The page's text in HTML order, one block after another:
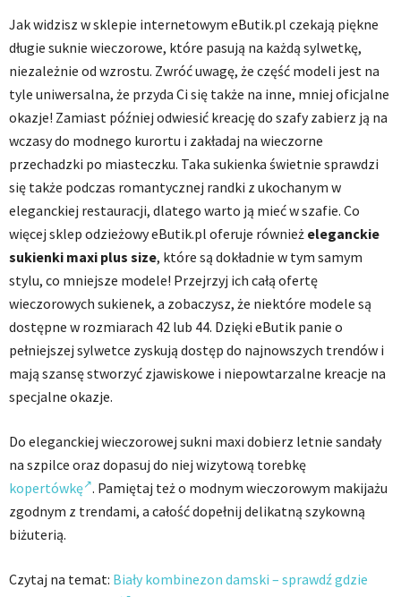
Jak widzisz w sklepie internetowym eButik.pl czekają piękne
długie suknie wieczorowe, które pasują na każdą sylwetkę,
niezależnie od wzrostu. Zwróć uwagę, że część modeli jest na
tyle uniwersalna, że przyda Ci się także na inne, mniej oficjalne
okazje! Zamiast później odwiesić kreację do szafy zabierz ją na
wczasy do modnego kurortu i zakładaj na wieczorne
przechadzki po miasteczku. Taka sukienka świetnie sprawdzi
się także podczas romantycznej randki z ukochanym w
eleganckiej restauracji, dlatego warto ją mieć w szafie. Co
więcej sklep odzieżowy eButik.pl oferuje również eleganckie
sukienki maxi plus size, które są dokładnie w tym samym
stylu, co mniejsze modele! Przejrzyj ich całą ofertę
wieczorowych sukienek, a zobaczysz, że niektóre modele są
dostępne w rozmiarach 42 lub 44. Dzięki eButik panie o
pełniejszej sylwetce zyskują dostęp do najnowszych trendów i
mają szansę stworzyć zjawiskowe i niepowtarzalne kreacje na
specjalne okazje.
Do eleganckiej wieczorowej sukni maxi dobierz letnie sandały
na szpilce oraz dopasuj do niej wizytową torebkę
kopertówkę . Pamiętaj też o modnym wieczorowym makijażu
zgodnym z trendami, a całość dopełnij delikatną szykowną
biżuterią.
Czytaj na temat: Biały kombinezon damski – sprawdź gdzie